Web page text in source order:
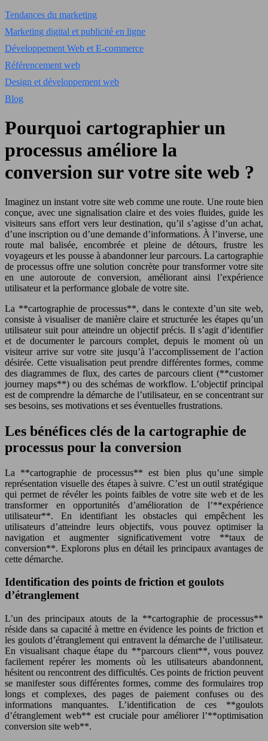
Tendances du marketing
Marketing digital et publicité en ligne
Développement Web et E-commerce
Référencement web
Design et développement web
Blog
Pourquoi cartographier un
processus améliore la
conversion sur votre site web ?
Imaginez un instant votre site web comme une route. Une route bien
conçue, avec une signalisation claire et des voies fluides, guide les
visiteurs sans effort vers leur destination, qu’il s’agisse d’un achat,
d’une inscription ou d’une demande d’informations. À l’inverse, une
route mal balisée, encombrée et pleine de détours, frustre les
voyageurs et les pousse à abandonner leur parcours. La cartographie
de processus offre une solution concrète pour transformer votre site
en une autoroute de conversion, améliorant ainsi l’expérience
utilisateur et la performance globale de votre site.
La **cartographie de processus**, dans le contexte d’un site web,
consiste à visualiser de manière claire et structurée les étapes qu’un
utilisateur suit pour atteindre un objectif précis. Il s’agit d’identifier
et de documenter le parcours complet, depuis le moment où un
visiteur arrive sur votre site jusqu’à l’accomplissement de l’action
désirée. Cette visualisation peut prendre différentes formes, comme
des diagrammes de flux, des cartes de parcours client (**customer
journey maps**) ou des schémas de workflow. L’objectif principal
est de comprendre la démarche de l’utilisateur, en se concentrant sur
ses besoins, ses motivations et ses éventuelles frustrations.
Les bénéfices clés de la cartographie de
processus pour la conversion
La **cartographie de processus** est bien plus qu’une simple
représentation visuelle des étapes à suivre. C’est un outil stratégique
qui permet de révéler les points faibles de votre site web et de les
transformer en opportunités d’amélioration de l’**expérience
utilisateur**. En identifiant les obstacles qui empêchent les
utilisateurs d’atteindre leurs objectifs, vous pouvez optimiser la
navigation et augmenter significativement votre **taux de
conversion**. Explorons plus en détail les principaux avantages de
cette démarche.
Identification des points de friction et goulots
d’étranglement
L’un des principaux atouts de la **cartographie de processus**
réside dans sa capacité à mettre en évidence les points de friction et
les goulots d’étranglement qui entravent la démarche de l’utilisateur.
En visualisant chaque étape du **parcours client**, vous pouvez
facilement repérer les moments où les utilisateurs abandonnent,
hésitent ou rencontrent des difficultés. Ces points de friction peuvent
se manifester sous différentes formes, comme des formulaires trop
longs et complexes, des pages de paiement confuses ou des
informations manquantes. L’identification de ces **goulots
d’étranglement web** est cruciale pour améliorer l’**optimisation
conversion site web**.